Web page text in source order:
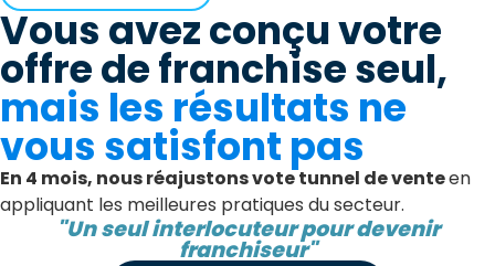
Vous avez conçu votre
offre de franchise seul,
mais les résultats ne
vous satisfont pas
En 4 mois, nous réajustons vote tunnel de venteen
appliquant les meilleures pratiques du secteur.
"Un seul interlocuteur pour devenir
franchiseur"